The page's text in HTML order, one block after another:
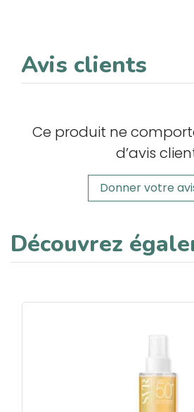
Avis clients
Ce produit ne
d’avis
Donner votre
Découvrez